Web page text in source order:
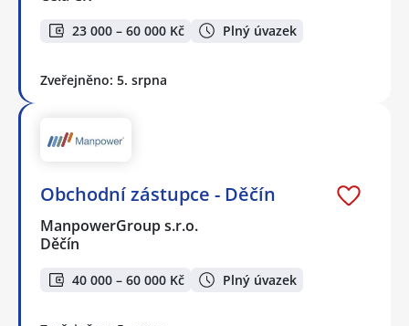
23 000 – 60 000 Kč Plný úvazek
Zveřejněno: 5. srpna
Obchodní zástupce - Děčín
ManpowerGroup s.r.o.
Děčín
40 000 – 60 000 Kč Plný úvazek